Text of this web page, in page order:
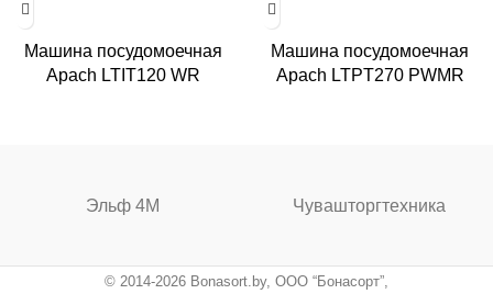
Машина посудомоечная
Apach LTIT120 WR
Машина посудомоечная
Apach LTPT270 PWMR
Эльф 4М Чувашторгтехника
© 2014-2026 Bonasort.by, ООО “Бонасорт”,